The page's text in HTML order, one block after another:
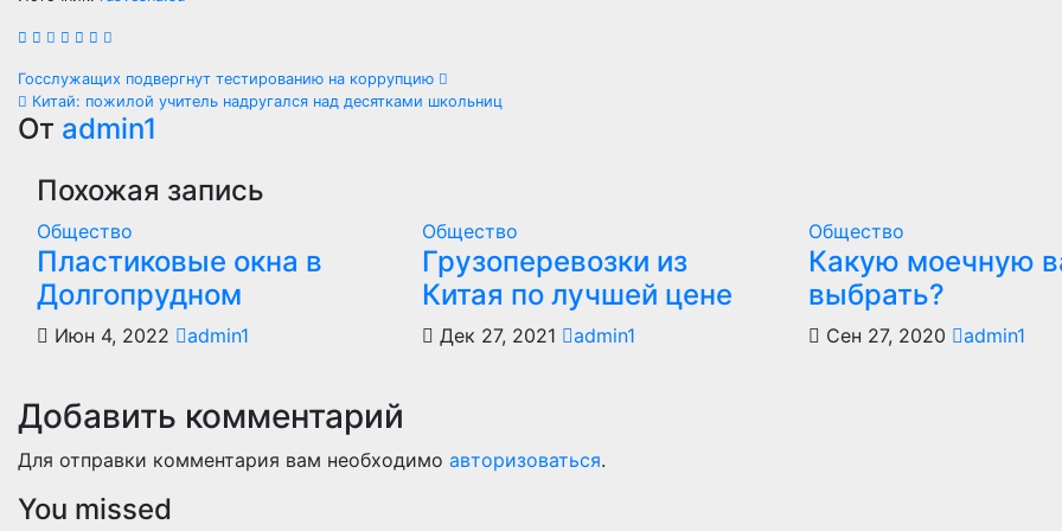
Навигация
по
записям
Госслужащих подвергнут тестированию на коррупцию
Китай: пожилой учитель надругался над десятками школьниц
От admin1
Похожая запись
Общество
Пластиковые окна в
Долгопрудном
Июн 4, 2022 admin1
Общество
Грузоперевозки из
Китая по лучшей цене
Дек 27, 2021 admin1
Общество
Какую моечную
выбрать?
Сен 27, 2020 admin1
Добавить комментарий
Для отправки комментария вам необходимо авторизоваться.
You missed